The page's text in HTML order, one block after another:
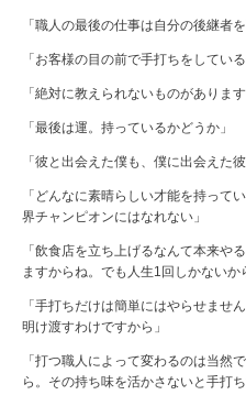
「職人の最後の仕事は自分の後継者
「お客様の目の前で手打ちをしてい
「絶対に教えられないものがありま
「最後は運。持っているかどうか」
「彼と出会えた僕も、僕に出会えた
「どんなに素晴らしい才能を持って
界チャンピオンにはなれない」
「飲食店を立ち上げるなんて本来や
ますからね。でも人生1回しかないか
「手打ちだけは簡単にはやらせませ
明け渡すわけですから」
「打つ職人によって変わるのは当然
ら。その持ち味を活かさないと手打